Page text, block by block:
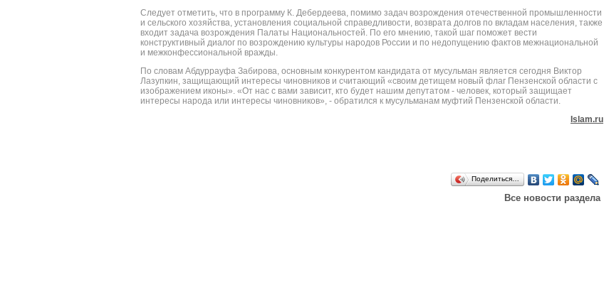
Следует отметить, что в программу К. Дебердеева, помимо задач возрождения отечественной промышленности
и сельского хозяйства, установления социальной справедливости, возврата долгов по вкладам населения, также
входит задача возрождения Палаты Национальностей. По его мнению, такой шаг поможет вести
конструктивный диалог по возрождению культуры народов России и по недопущению фактов межнациональной
и межконфессиональной вражды.
По словам Абдуррауфа Забирова, основным конкурентом кандидата от мусульман является сегодня Виктор
Лазупкин, защищающий интересы чиновников и считающий «своим детищем новый флаг Пензенской области с
изображением иконы». «От нас с вами зависит, кто будет нашим депутатом - человек, который защищает
интересы народа или интересы чиновников», - обратился к мусульманам муфтий Пензенской области.
Islam.ru
Поделиться…
Все новости раздела